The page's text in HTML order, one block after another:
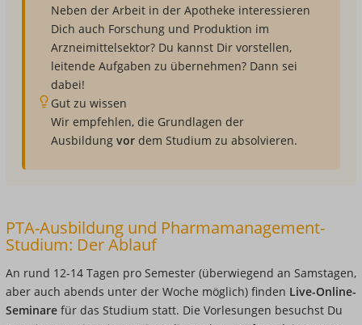
Neben der Arbeit in der Apotheke interessieren
Dich auch Forschung und Produktion im
Arzneimittelsektor? Du kannst Dir vorstellen,
leitende Aufgaben zu übernehmen? Dann sei
dabei!
Gut zu wissen
Wir empfehlen, die Grundlagen der
Ausbildung vor dem Studium zu absolvieren.
PTA-Ausbildung und Pharmamanagement-
Studium: Der Ablauf
An rund 12-14 Tagen pro Semester (überwiegend an Samstagen,
aber auch abends unter der Woche möglich) finden Live-Online-
Seminare für das Studium statt. Die Vorlesungen besuchst Du